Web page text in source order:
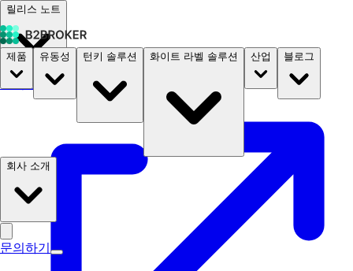
릴리스 노트
문서 요금B2STORE
제품 유동성 턴키 솔루션 화이트 라벨 솔루션 산업 블로그
회사 소개
문의하기